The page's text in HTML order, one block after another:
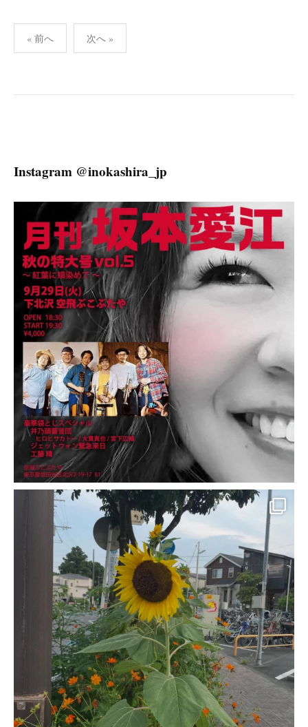
稿
ン
« 前へ 次へ »
Instagram @inokashira_jp